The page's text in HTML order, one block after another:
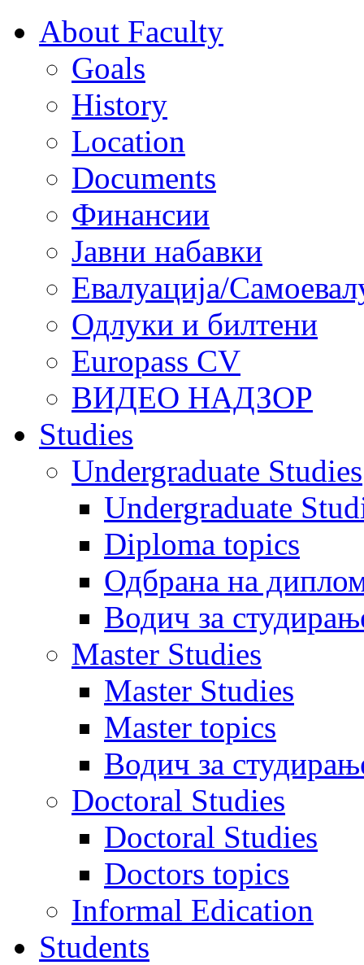
About Faculty
Goals
History
Location
Documents
Финансии
Јавни набавки
Евалуација/
Одлуки и билтени
Europass CV
ВИДЕО НАДЗОР
Studies
Undergraduate Studies
Undergraduate
Diploma topics
Одбрана на
Водич за
Master Studies
Master Studies
Master topics
Водич за
Doctoral Studies
Doctoral Studies
Doctors topics
Informal Edication
Students